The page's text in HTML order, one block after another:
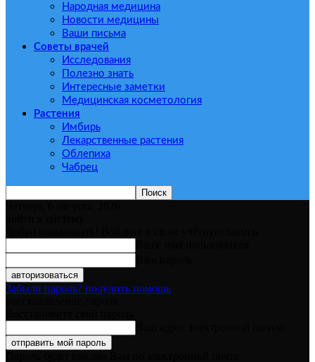
Народная медицина
Новости медицины
Ваши письма
Советы врачей
Исследования
Полезно знать
Интересные заметки
Медицинская косметология
Растения
Имбирь
Лекарственные растения
Облепиха
Чабрец
Забыли пароль? получить помощь